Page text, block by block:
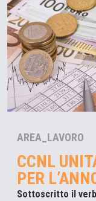
AREA_LAVORO
CCNL
PER
Sottoscritto il